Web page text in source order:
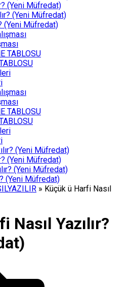
(Yeni Müfredat)
(Yeni Müfredat)
(Yeni Müfredat)
(Yeni Müfredat)
» Küçük ü Harfi Nasıl
Nasıl Yazılır?